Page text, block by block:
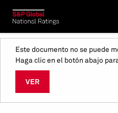
Este documento no se puede
Haga clic en el botón abajo
VER